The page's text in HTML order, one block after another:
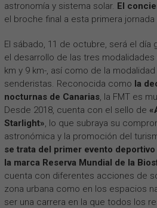
astronomía y sistema solar. El
el broche final a esta primera jornada
El sábado, 11 de octubre, será el día
el desarrollo de las tres
km y 9 km-, así como de la
senderistas. Reconocida como la
nocturnas de Canarias, la FMT es
Desde 2018, cuenta con el sello de
Starlight», lo que subraya su
astronómica y la promoción del
se trata del primer evento
la marca Reserva Mundial de la
cuenta con diferentes acciones de
zona urbana como en los espacios
ser una carrera en la que todos los